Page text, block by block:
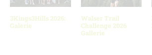
3Kings3Hills 2026:
Galerie
Walser Trail
Challenge 2026
Gallerie